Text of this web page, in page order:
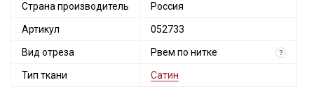
Страна производитель Россия
Артикул 052733
Вид отреза Рвем по нитке ?
Тип ткани Сатин